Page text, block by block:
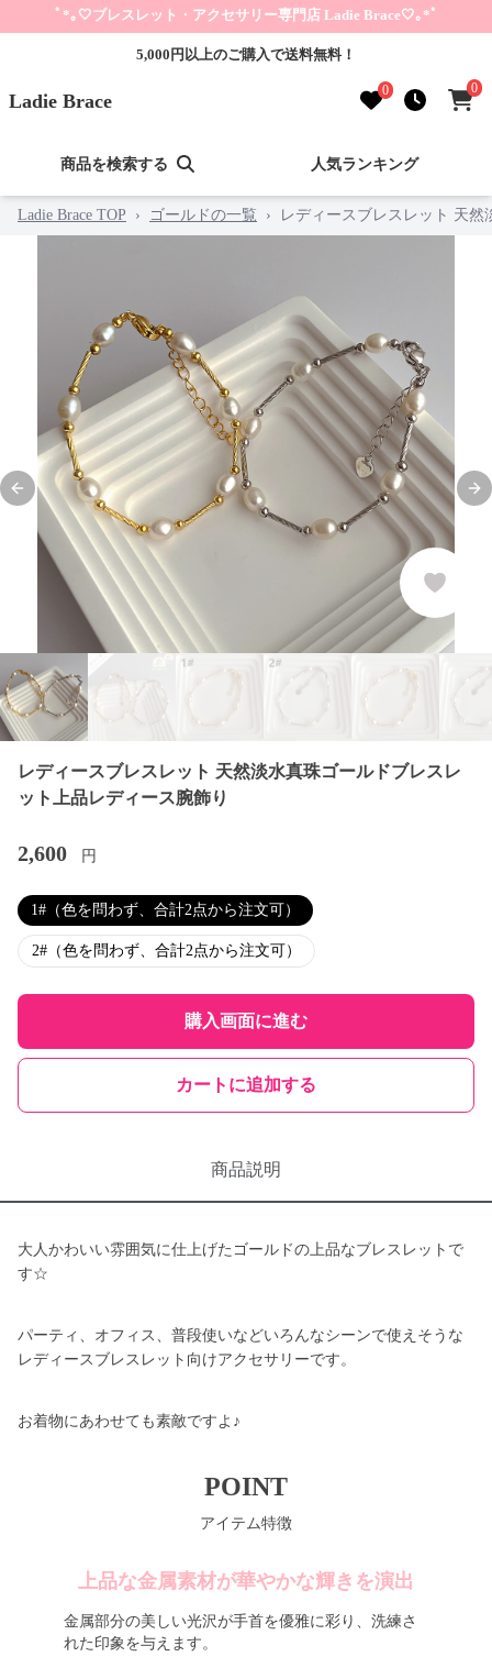
ﾟ*｡🤍ブレスレット・アクセサリー専門店 Ladie Brace🤍｡*ﾟ
5,000円以上のご購入で送料無料！
Ladie Brace 0 0
商品を検索する 人気ランキング
Ladie Brace TOP › ゴールドの一覧 › レディースブレスレット 天
Previous slide
レディースブレスレット 天然淡水真珠ゴールドブレスレ
ット上品レディース腕飾り
2,600 円
1#（色を問わず、合計2点から注文可）
2#（色を問わず、合計2点から注文可）
購入画面に進む
カートに追加する
商品説明
大人かわいい雰囲気に仕上げたゴールドの上品なブレスレットで
す☆
パーティ、オフィス、普段使いなどいろんなシーンで使えそうな
レディースブレスレット向けアクセサリーです。
お着物にあわせても素敵ですよ♪
POINT
アイテム特徴
上品な金属素材が華やかな輝きを演出
金属部分の美しい光沢が手首を優雅に彩り、洗練さ
れた印象を与えます。